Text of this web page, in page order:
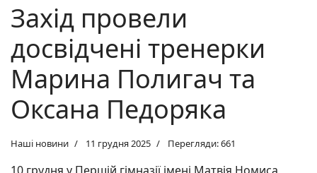
Захід провели
досвідчені тренерки
Марина Полигач та
Оксана Педоряка
Наші новини 11 грудня 2025 Перегляди: 661